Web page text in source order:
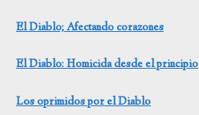
El Diablo; Afectando corazones
El Diablo: Homicida desde el principio
Los oprimidos por el Diablo